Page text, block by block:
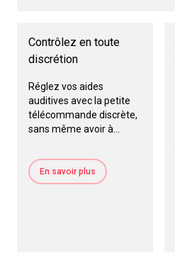
Contrôlez en toute
discrétion
Réglez vos aides
auditives avec la petite
télécommande discrète,
sans même avoir à
En savoir plus